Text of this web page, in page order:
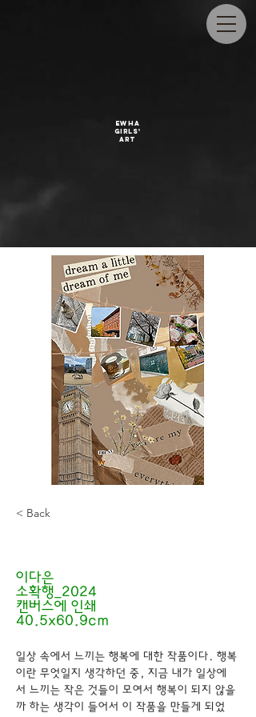
EWHA
GIRLS'
ART
< Back
이다은
소확행_2024
캔버스에 인쇄
40.5x60.9cm
일상 속에서 느끼는 행복에 대한 작품이다. 행복
이란 무엇일지 생각하던 중, 지금 내가 일상에
서 느끼는 작은 것들이 모여서 행복이 되지 않을
까 하는 생각이 들어서 이 작품을 만들게 되었